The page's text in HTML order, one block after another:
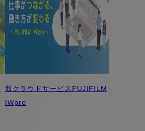
新クラウドサービスFUJIFILM
IWpro